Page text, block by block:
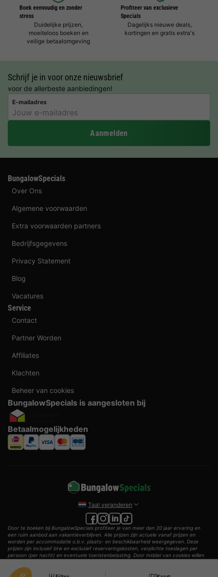
Boek eenvoudig en zonder
stress
Duidelijke prijzen,
moeiteloos boeken en
veilige betaalomgeving
Profiteer van exclusieve
Specials
Dagelijks nieuwe deals,
kortingen en gratis extra's
Schrijf je in voor onze nieuwsbrief
voor de allerbeste aanbiedingen!
E-mailadres
Aanmelden
BungalowSpecials
Over Ons
Algemene voorwaarden
Extra voorwaarden partners
Bedrijfsgegevens
Privacy Statement
Blog
Vacatures
Service
Contact
Partner Worden
Affiliates
Klachten
Beheer van cookies
BungalowSpecials is aangesloten bij
Betaalmogelijkheden
Taal veranderen
Door te boeken bij BungalowSpecials profiteer je van meer dan 20 jaar ervaring en
een ruim aanbod aan vakantieverblijven. Alle prijzen zijn actuele vanaf prijzen en
worden per accommodatie o.b.v. plaats- en beschikbaarheid weergegeven. Deze
prijzen zijn inclusief btw en exclusief reserveringskosten, verplichte toeslagen per
persoon (per nacht) en eventuele toeristenbelasting. Door middel van cookies willen
© 2002 - 2025 AddGuests B.V. Alle rechten voorbehouden.